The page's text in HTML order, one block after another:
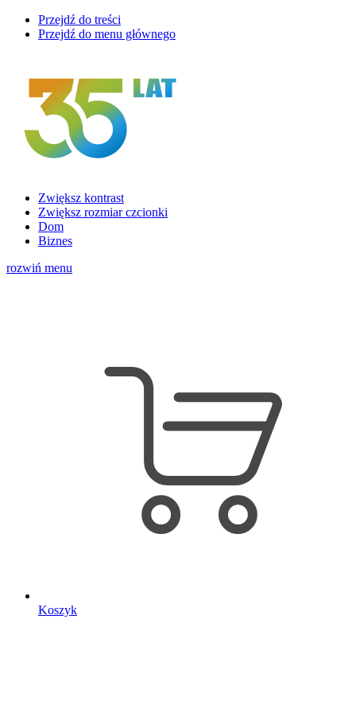
Przejdź do treści
Przejdź do menu głównego
Zwiększ kontrast
Zwiększ rozmiar czcionki
Dom
Biznes
rozwiń menu
Koszyk